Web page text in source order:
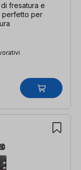
fresatura e
perfetto per